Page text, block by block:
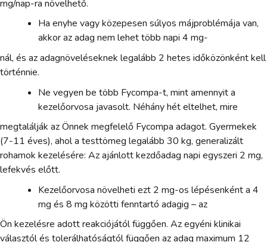
mg/nap-ra növelhető.
Ha enyhe vagy közepesen súlyos májproblémája van,
akkor az adag nem lehet több napi 4 mg-
nál, és az adagnöveléseknek legalább 2 hetes időközönként kell
történnie.
Ne vegyen be több Fycompa-t, mint amennyit a
kezelőorvosa javasolt. Néhány hét eltelhet, mire
megtalálják az Önnek megfelelő Fycompa adagot. Gyermekek
(7-11 éves), ahol a testtömeg legalább 30 kg, generalizált
rohamok kezelésére: Az ajánlott kezdőadag napi egyszeri 2 mg,
lefekvés előtt.
Kezelőorvosa növelheti ezt 2 mg-os lépésenként a 4
mg és 8 mg közötti fenntartó adagig – az
Ön kezelésre adott reakciójától függően. Az egyéni klinikai
választól és tolerálhatóságtól függően az adag maximum 12